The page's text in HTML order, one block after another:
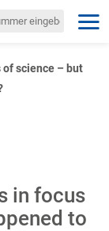
of science – but
in focus
to